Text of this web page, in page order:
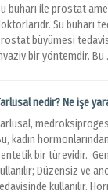
buharı ile prostat
Su buharı
büyümesi
bir yöntemdir. Bu
nedir? Ne işe
kadın
bir türevidir.
Düzensiz ve
kullanılır.